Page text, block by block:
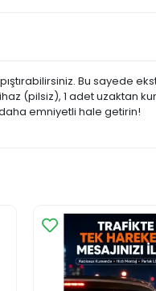
Bu sayede
(pilsiz), 1 adet uzaktan
emniyetli hale getirin!